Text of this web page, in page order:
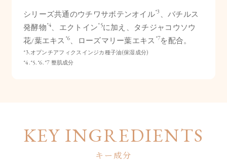
シリーズ共通のウチワサボテンオイル*3 、バチルス
発酵物*4、エクトイン*5に加え、タチジャコウソウ
花/葉エキス *6、ローズマリー葉エキス *7を配合。
*3.オプンチアフィクスインジカ種子油(保湿成分)
*4.*5.*6.*7 整肌成分
KEY INGREDIENTS
キー成分